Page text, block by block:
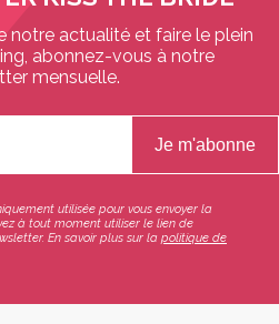
notre actualité et faire le plein
abonnez-vous à notre
mensuelle.
utilisée pour vous envoyer la
à tout moment utiliser le lien de
En savoir plus sur la politique de